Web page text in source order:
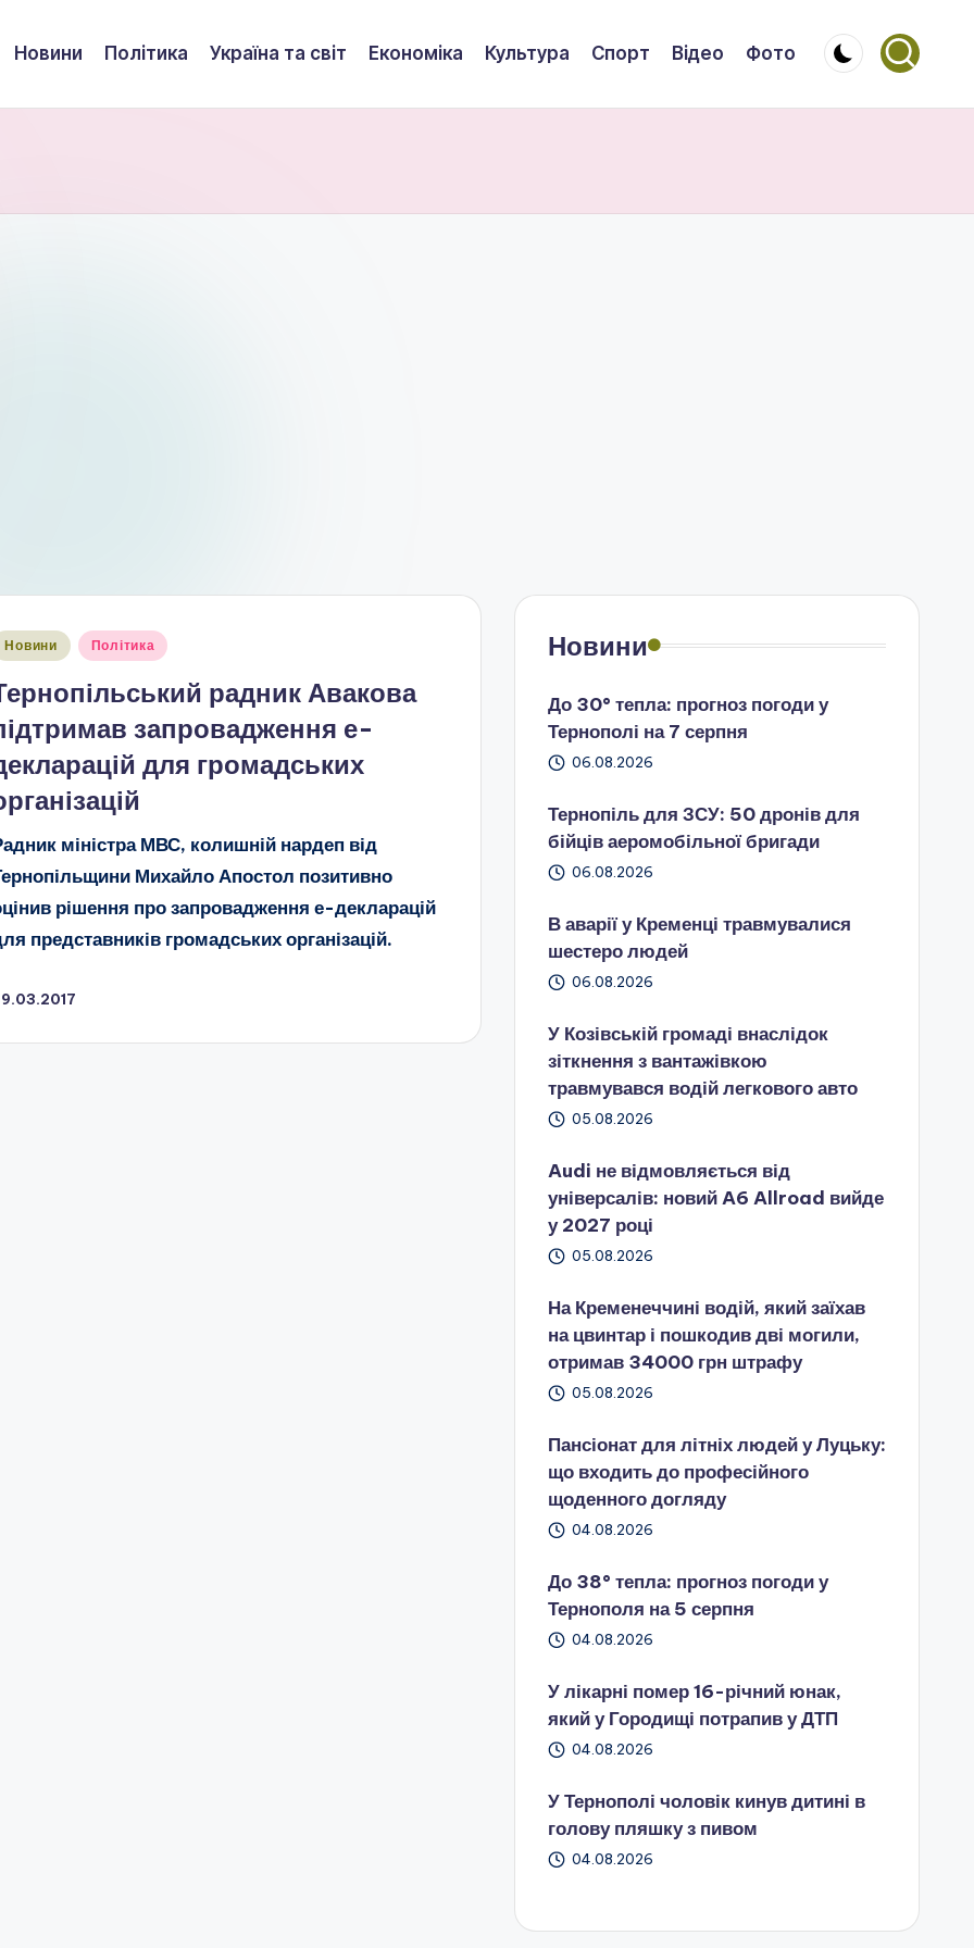
Новини Політика Україна та світ Економіка Культура Спорт Відео Фото
Новини Політика
радник Авакова
запровадження е-
для громадських
міністра МВС, колишній нардеп від
Михайло Апостол позитивно
рішення про запровадження е-декларацій
представників громадських організацій.
Новини
До 30° тепла: прогноз погоди у
Тернополі на 7 серпня
06.08.2026
Тернопіль для ЗСУ: 50 дронів для
бійців аеромобільної бригади
06.08.2026
В аварії у Кременці травмувалися
шестеро людей
06.08.2026
У Козівській громаді внаслідок
зіткнення з вантажівкою
травмувався водій легкового авто
05.08.2026
Audi не відмовляється від
універсалів: новий A6 Allroad вийде
у 2027 році
05.08.2026
На Кременеччині водій, який заїхав
на цвинтар і пошкодив дві могили,
отримав 34000 грн штрафу
05.08.2026
Пансіонат для літніх людей у Луцьку:
що входить до професійного
щоденного догляду
04.08.2026
До 38° тепла: прогноз погоди у
Тернополя на 5 серпня
04.08.2026
У лікарні помер 16-річний юнак,
який у Городищі потрапив у ДТП
04.08.2026
У Тернополі чоловік кинув дитині в
голову пляшку з пивом
04.08.2026